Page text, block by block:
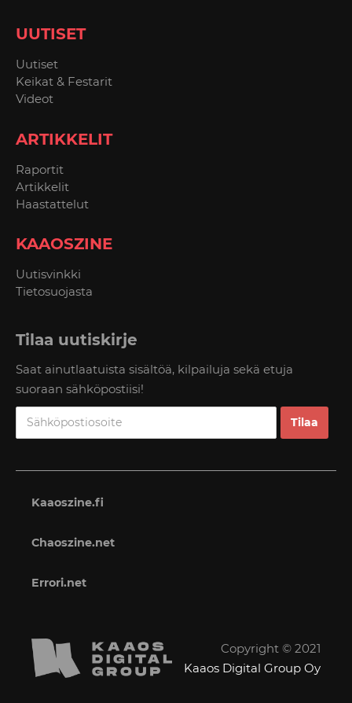
UUTISET
Uutiset
Keikat & Festarit
Videot
ARTIKKELIT
Raportit
Artikkelit
Haastattelut
KAAOSZINE
Uutisvinkki
Tietosuojasta
Tilaa uutiskirje
Saat ainutlaatuista sisältöä, kilpailuja sekä etuja
suoraan sähköpostiisi!
Kaaoszine.fi
Chaoszine.net
Errori.net
Copyright © 2021
Kaaos Digital Group Oy